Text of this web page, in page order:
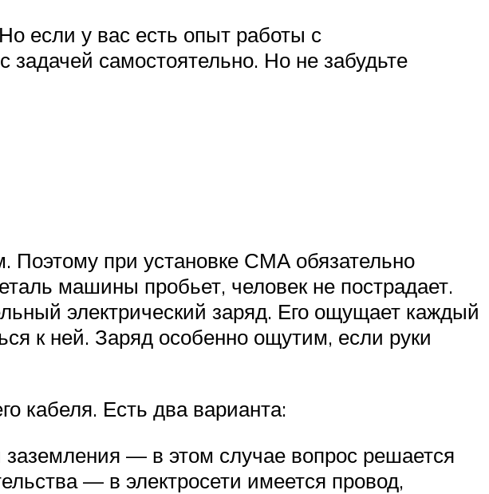
если у вас есть опыт работы с
самостоятельно. Но не забудьте
Поэтому при установке СМА обязательно
машины пробьет, человек не пострадает.
электрический заряд. Его ощущает каждый
к ней. Заряд особенно ощутим, если руки
кабеля. Есть два варианта:
— в этом случае вопрос решается
— в электросети имеется провод,